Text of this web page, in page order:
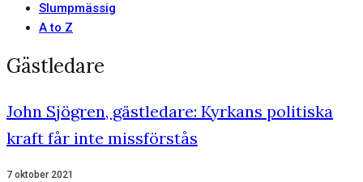
Slumpmässig
A to Z
Gästledare
John Sjögren, gästledare: Kyrkans politiska
kraft får inte missförstås
7 oktober 2021